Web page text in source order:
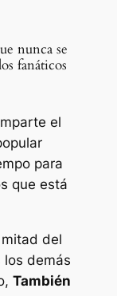
nunca se
fanáticos
el
para
que está
del
los demás
También